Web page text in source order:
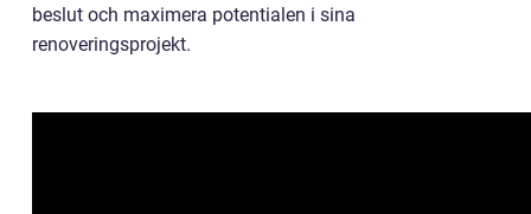
beslut och maximera potentialen i sina
renoveringsprojekt.